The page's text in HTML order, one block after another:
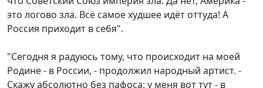
это логово зла. Всё самое худшее идёт оттуда! А
Россия приходит в себя".
"Сегодня я радуюсь тому, что происходит на моей
Родине - в России, - продолжил народный артист. -
Скажу абсолютно без пафоса: у меня вот тут - в